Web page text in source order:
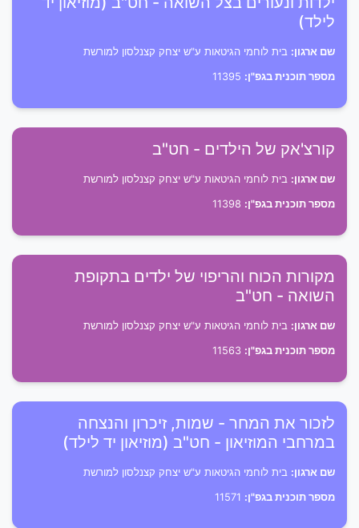
לילד)
שם ארגון: בית לוחמי הגיטאות ע"ש יצחק קצנלסון למורשת
מספר תוכנית בגפ"ן:
קורצ'אק של הילדים - חט"ב
שם ארגון: בית לוחמי הגיטאות ע"ש יצחק קצנלסון למורשת
מספר תוכנית בגפ"ן:
מקורות הכוח והריפוי של ילדים בתקופת
השואה - חט"ב
שם ארגון: בית לוחמי הגיטאות ע"ש יצחק קצנלסון למורשת
מספר תוכנית בגפ"ן:
לזכור את המחר - שמות, זיכרון והנצחה
במרחבי המוזיאון - חט"ב (מוזיאון יד לילד)
שם ארגון: בית לוחמי הגיטאות ע"ש יצחק קצנלסון למורשת
מספר תוכנית בגפ"ן: